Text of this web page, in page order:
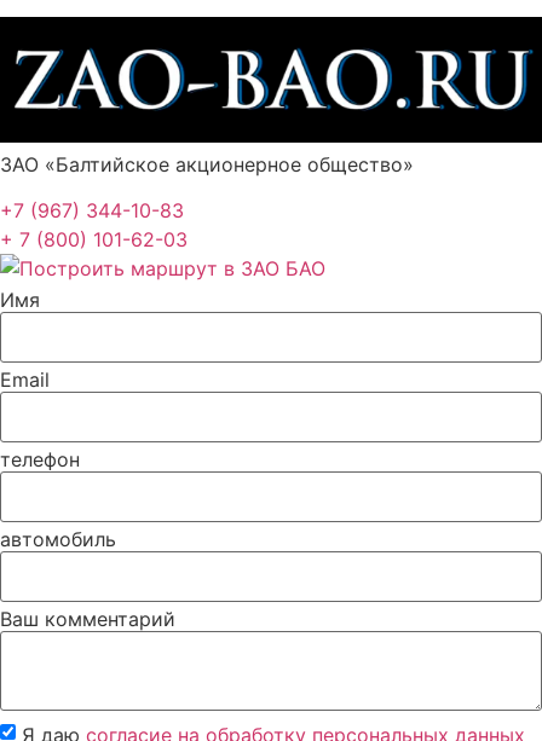
ЗАО «Балтийское акционерное общество»
+7 (967) 344-10-83
+ 7 (800) 101-62-03
Имя
Email
телефон
автомобиль
Ваш комментарий
Я даю согласие на обработку персональных данных